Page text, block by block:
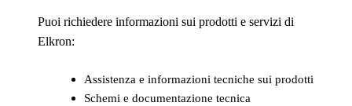
Puoi richiedere informazioni sui prodotti e servizi di
Elkron:
Assistenza e informazioni tecniche sui prodotti
Schemi e documentazione tecnica